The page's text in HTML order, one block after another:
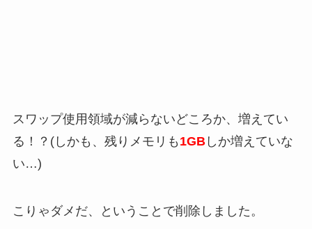
スワップ使用領域が減らないどころか、増えてい
る！？(しかも、残りメモリも 1GBしか増えていな
い…)
こりゃダメだ、ということで削除しました。